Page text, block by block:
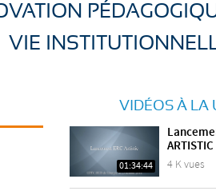
VIE
VIDÉOS À LA
01:34:44
ARTISTIC
4 K vues